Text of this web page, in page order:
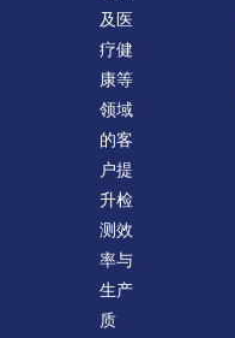
及医
疗健
康等
领域
的客
户提
升检
测效
率与
生产
质